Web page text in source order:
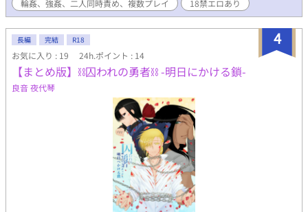
輪姦、強姦、二人同時責め、複数プレイ
18禁エロあり
4
長編 完結 R18
お気に入り : 19 24h.ポイント : 14
【まとめ版】⛓囚われの勇者⛓ -明日にかける鎖-
良音 夜代琴